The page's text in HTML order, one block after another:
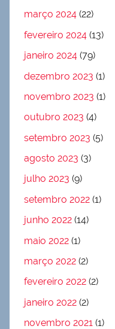
março 2024 (22)
fevereiro 2024 (13)
janeiro 2024 (79)
dezembro 2023 (1)
novembro 2023 (1)
outubro 2023 (4)
setembro 2023 (5)
agosto 2023 (3)
julho 2023 (9)
setembro 2022 (1)
junho 2022 (14)
maio 2022 (1)
março 2022 (2)
fevereiro 2022 (2)
janeiro 2022 (2)
novembro 2021 (1)